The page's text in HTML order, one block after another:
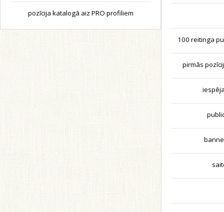
pozīcija katalogā aiz PRO profiliem
100 reitinga
pirmās